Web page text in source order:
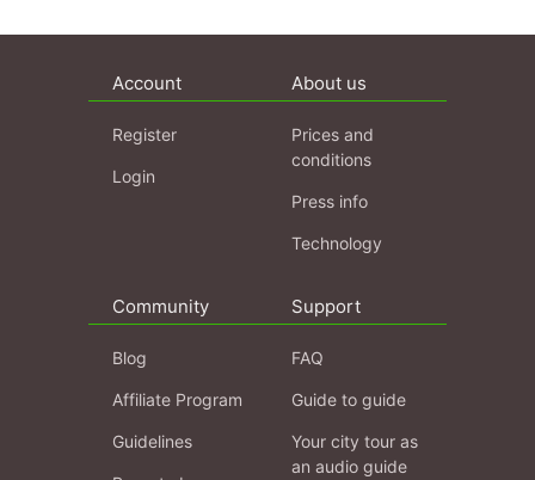
Account
Register
Login
About us
Prices and
conditions
Press info
Technology
Community
Blog
Affiliate Program
Guidelines
Support
FAQ
Guide to guide
Your city tour as
an audio guide